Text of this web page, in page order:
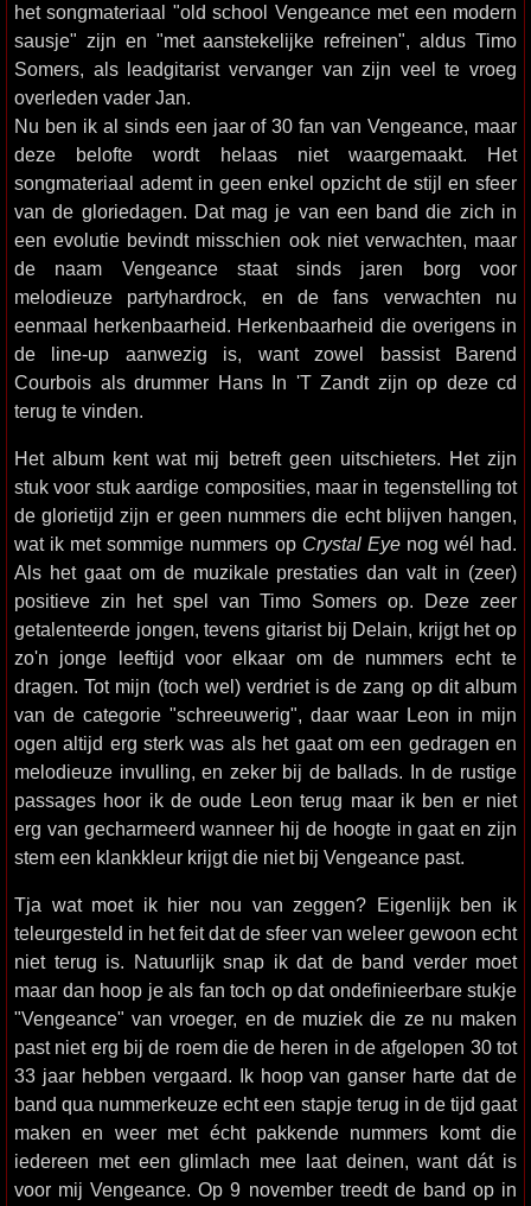
het songmateriaal "old school Vengeance met een modern
sausje" zijn en "met aanstekelijke refreinen", aldus Timo
Somers, als leadgitarist vervanger van zijn veel te vroeg
overleden vader Jan.
Nu ben ik al sinds een jaar of 30 fan van Vengeance, maar
deze belofte wordt helaas niet waargemaakt. Het
songmateriaal ademt in geen enkel opzicht de stijl en sfeer
van de gloriedagen. Dat mag je van een band die zich in
een evolutie bevindt misschien ook niet verwachten, maar
de naam Vengeance staat sinds jaren borg voor
melodieuze partyhardrock, en de fans verwachten nu
eenmaal herkenbaarheid. Herkenbaarheid die overigens in
de line-up aanwezig is, want zowel bassist Barend
Courbois als drummer Hans In 'T Zandt zijn op deze cd
terug te vinden.
Het album kent wat mij betreft geen uitschieters. Het zijn
stuk voor stuk aardige composities, maar in tegenstelling tot
de glorietijd zijn er geen nummers die echt blijven hangen,
wat ik met sommige nummers op Crystal Eyenog wél had.
Als het gaat om de muzikale prestaties dan valt in (zeer)
positieve zin het spel van Timo Somers op. Deze zeer
getalenteerde jongen, tevens gitarist bij Delain, krijgt het op
zo'n jonge leeftijd voor elkaar om de nummers echt te
dragen. Tot mijn (toch wel) verdriet is de zang op dit album
van de categorie "schreeuwerig", daar waar Leon in mijn
ogen altijd erg sterk was als het gaat om een gedragen en
melodieuze invulling, en zeker bij de ballads. In de rustige
passages hoor ik de oude Leon terug maar ik ben er niet
erg van gecharmeerd wanneer hij de hoogte in gaat en zijn
stem een klankkleur krijgt die niet bij Vengeance past.
Tja wat moet ik hier nou van zeggen? Eigenlijk ben ik
teleurgesteld in het feit dat de sfeer van weleer gewoon echt
niet terug is. Natuurlijk snap ik dat de band verder moet
maar dan hoop je als fan toch op dat ondefinieerbare stukje
"Vengeance" van vroeger, en de muziek die ze nu maken
past niet erg bij de roem die de heren in de afgelopen 30 tot
33 jaar hebben vergaard. Ik hoop van ganser harte dat de
band qua nummerkeuze echt een stapje terug in de tijd gaat
maken en weer met écht pakkende nummers komt die
iedereen met een glimlach mee laat deinen, want dát is
voor mij Vengeance. Op 9 november treedt de band op in